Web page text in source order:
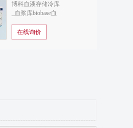
库 - 血浆库
博科血液存储冷库
_血浆库biobase血
在线询价